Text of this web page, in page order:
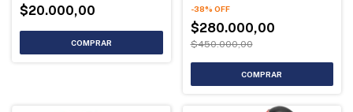
$20.000,00 -38% OFF
$280.000,00
$450.000,00